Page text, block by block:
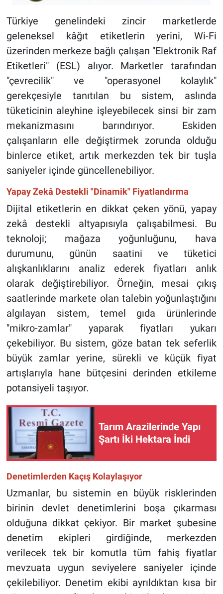
Türkiye genelindeki zincir marketlerde
geleneksel kâğıt etiketlerin yerini, Wi-Fi
üzerinden merkeze bağlı çalışan "Elektronik Raf
Etiketleri" (ESL) alıyor. Marketler tarafından
"çevrecilik" ve "operasyonel kolaylık"
gerekçesiyle tanıtılan bu sistem, aslında
tüketicinin aleyhine işleyebilecek sinsi bir zam
mekanizmasını barındırıyor. Eskiden
çalışanların elle değiştirmek zorunda olduğu
binlerce etiket, artık merkezden tek bir tuşla
saniyeler içinde güncellenebiliyor.
Yapay Zekâ Destekli "Dinamik" Fiyatlandırma
Dijital etiketlerin en dikkat çeken yönü, yapay
zekâ destekli altyapısıyla çalışabilmesi. Bu
teknoloji; mağaza yoğunluğunu, hava
durumunu, günün saatini ve tüketici
alışkanlıklarını analiz ederek fiyatları anlık
olarak değiştirebiliyor. Örneğin, mesai çıkış
saatlerinde markete olan talebin yoğunlaştığını
algılayan sistem, temel gıda ürünlerinde
"mikro-zamlar" yaparak fiyatları yukarı
çekebiliyor. Bu sistem, göze batan tek seferlik
büyük zamlar yerine, sürekli ve küçük fiyat
artışlarıyla hane bütçesini derinden etkileme
potansiyeli taşıyor.
Tarım Arazilerinde Yapı
Şartı İki Hektara İndi
Denetimlerden Kaçış Kolaylaşıyor
Uzmanlar, bu sistemin en büyük risklerinden
birinin devlet denetimlerini boşa çıkarması
olduğuna dikkat çekiyor. Bir market şubesine
denetim ekipleri girdiğinde, merkezden
verilecek tek bir komutla tüm fahiş fiyatlar
mevzuata uygun seviyelere saniyeler içinde
çekilebiliyor. Denetim ekibi ayrıldıktan kısa bir